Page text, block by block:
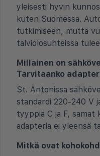
yleisesti hyvin
kuten Suomessa.
tutkimiseen, mutta
talviolosuhteissa
Millainen on
Tarvitaanko
St. Antonissa
standardi 220-240 V
tyyppiä C ja F, samat
adapteria ei yleensä
Mitkä ovat